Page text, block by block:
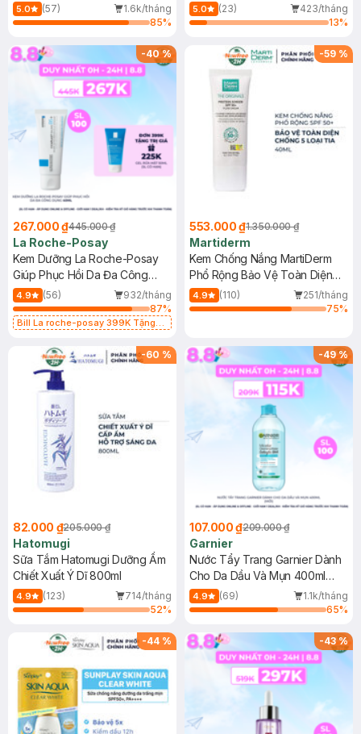
Dầu 500ml
5.0 (57)
1.6k/tháng
85%
(Mới)
5.0 (23)
423/tháng
13%
-40%
267.000 ₫445.000 ₫
La Roche-Posay
Kem Dưỡng La Roche-Posay
Giúp Phục Hồi Da Đa Công
Dụng 40ml
4.9 (56)
932/tháng
87%
Bill La roche-posay 399K Tặng
(SL có hạn)
-59 %
553.000 ₫1.350.000 ₫
Martiderm
Kem Chống Nắng MartiDerm
Phổ Rộng Bảo Vệ Toàn Diện
40ml
4.9 (110)
251/tháng
75%
-60 %
82.000 ₫205.000 ₫
Hatomugi
Sữa Tắm Hatomugi Dưỡng Ẩm
Chiết Xuất Ý Dĩ 800ml
4.9 (123)
714/tháng
52%
-49%
107.000 ₫209.000 ₫
Garnier
Nước Tẩy Trang Garnier Dành
Cho Da Dầu Và Mụn 400ml
(Mới)
4.9 (69)
1.1k/tháng
65%
-44 % -43%